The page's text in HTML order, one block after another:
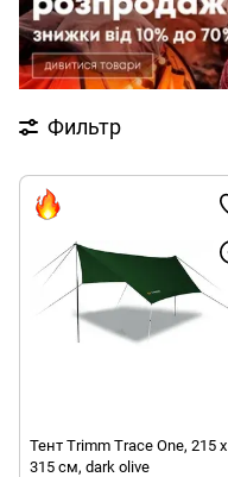
Фильтр
Тент Trimm Trace One, 215 x
315 см, dark olive